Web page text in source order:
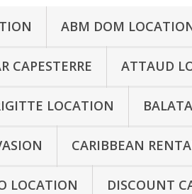
ABM DOM
CAPESTERRE ATTAUD
LOCATION
CARIBBEAN
LOCATION DISCOUNT